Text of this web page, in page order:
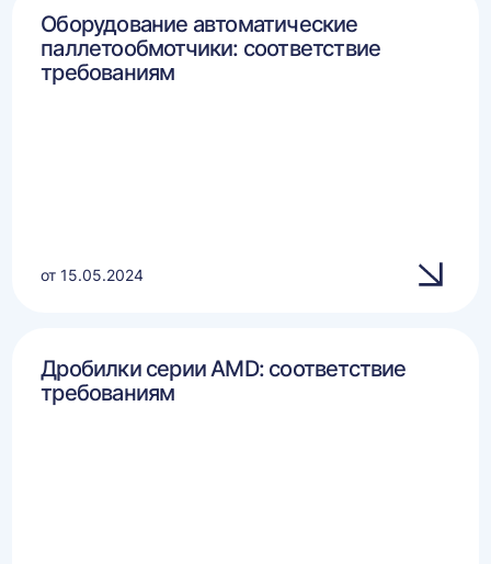
Оборудование автоматические
паллетообмотчики: соответствие
требованиям
от 15.05.2024
Дробилки серии AMD: соответствие
требованиям